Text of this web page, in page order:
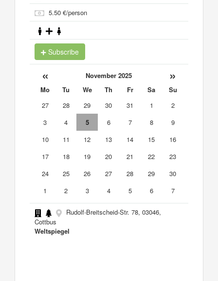
5.50 €/person
Subscribe
« November 2025 »
Mo Tu We Th Fr Sa
Su
27
28 29 30 31 1
2
3
4 5 6 7 8
9
10
11 12 13 14 15
16
17
18 19 20 21 22
23
24
25 26 27 28 29
30
1
2 3 4 5 6 7
Rudolf-Breitscheid-Str. 78, 03046,
Cottbus
Weltspiegel